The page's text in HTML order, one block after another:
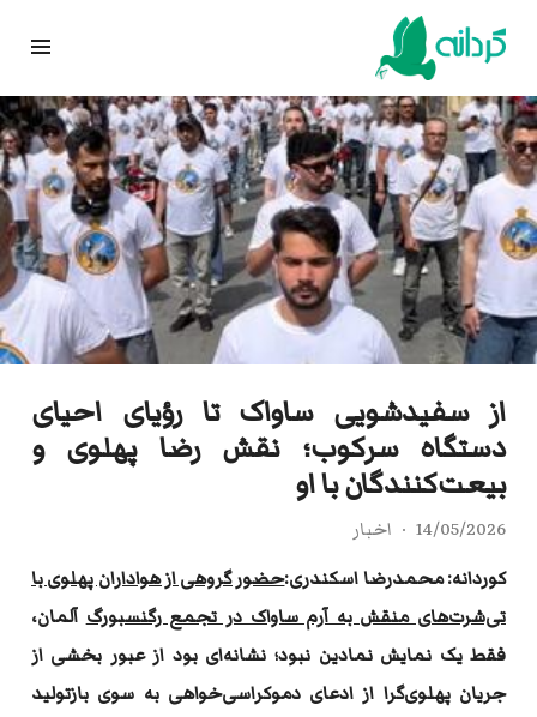
Skip
content
از سفیدشویی ساواک تا رؤیای احیای
دستگاه سرکوب؛ نقش رضا پهلوی و
بیعت‌کنندگان با او
14/05/2026
اخبار
کوردانه: محمدرضا اسکندری:حضور گروهی از هواداران پهلوی با
تی‌شرت‌های منقش به آرم ساواک در تجمع رگنسبورگآلمان،
فقط یک نمایش نمادین نبود؛ نشانه‌ای بود از عبور بخشی از
جریان پهلوی‌گرا از ادعای دموکراسی‌خواهی به سوی بازتولید